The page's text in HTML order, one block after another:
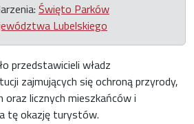
Święto Parków
Lubelskiego
przedstawicieli władz
zajmujących się ochroną przyrody,
oraz licznych mieszkańców i
tę okazję turystów.